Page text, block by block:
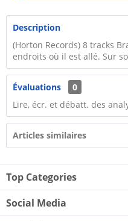
Description
(Horton Records) 8 tracks
endroits où il est allé. Sur
Évaluations
0
Lire, écr. et débatt. des
Articles similaires
Top Categories
Social Media